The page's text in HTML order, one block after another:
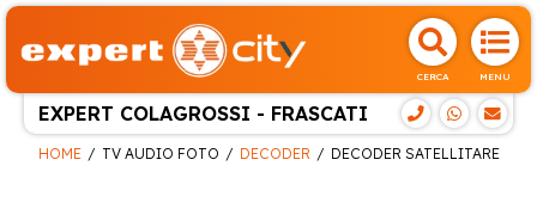
CERCA MENU
EXPERT COLAGROSSI - FRASCATI
HOME TV AUDIO FOTO DECODER DECODER SATELLITARE